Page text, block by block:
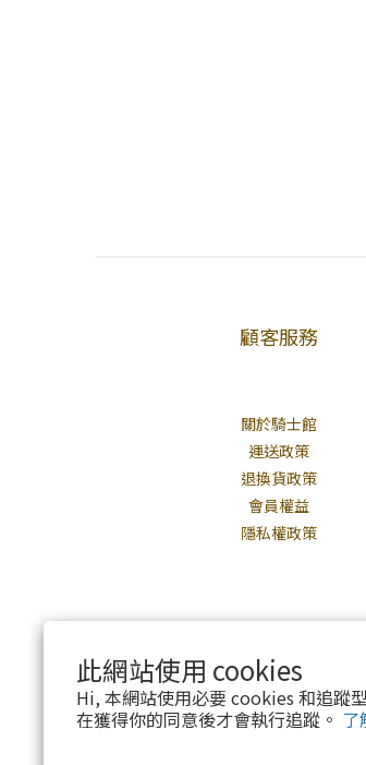
此網站使用 cookies
Hi, 本網站使用必要 cookies 和追蹤
在獲得你的同意後才會執行追蹤。 了
顧客服務
關於騎士館
運送政策
退換貨政策
會員權益
隱私權政策